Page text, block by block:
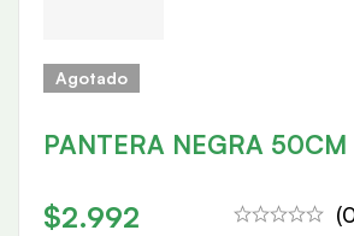
Agotado
PANTERA NEGRA 50CM
$2.992